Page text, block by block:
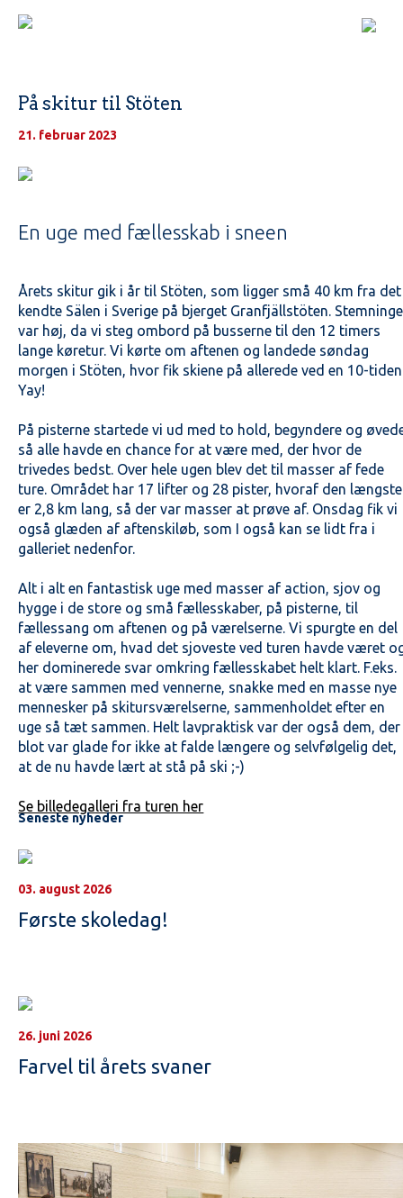
På skitur til Stöten
21. februar 2023
En uge med fællesskab i sneen
Årets skitur gik i år til Stöten, som ligger små 40 km fra det
kendte Sälen i Sverige på bjerget Granfjällstöten.
var høj, da vi steg ombord på busserne til den 12 timers
lange køretur. Vi kørte om aftenen og landede søndag
morgen i Stöten, hvor fik skiene på allerede ved en 10-
Yay!
På pisterne startede vi ud med to hold, begyndere og
så alle havde en chance for at være med, der hvor de
trivedes bedst. Over hele ugen blev det til masser af fede
ture. Området har 17 lifter og 28 pister, hvoraf den længste
er 2,8 km lang, så der var masser at prøve af. Onsdag fik vi
også glæden af aftenskiløb, som I også kan se lidt fra i
galleriet nedenfor.
Alt i alt en fantastisk uge med masser af action, sjov og
hygge i de store og små fællesskaber, på pisterne, til
fællessang om aftenen og på værelserne. Vi spurgte en del
af eleverne om, hvad det sjoveste ved turen havde været
her dominerede svar omkring fællesskabet helt klart. F.eks.
at være sammen med vennerne, snakke med en masse nye
mennesker på skitursværelserne, sammenholdet efter en
uge så tæt sammen. Helt lavpraktisk var der også dem, der
blot var glade for ikke at falde længere og selvfølgelig det,
at de nu havde lært at stå på ski ;-)
Se billedegalleri fra turen her
Seneste nyheder
03. august 2026
Første skoledag!
26. juni 2026
Farvel til årets svaner